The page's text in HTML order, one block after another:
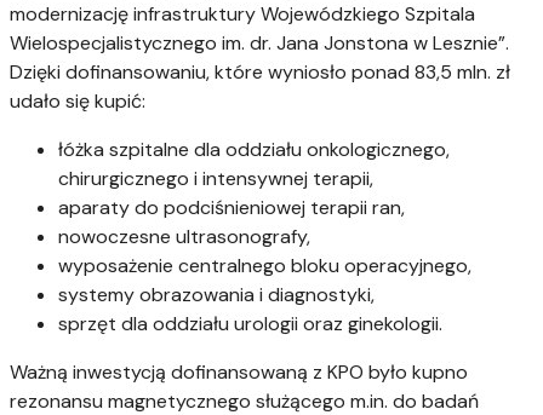
modernizację infrastruktury Wojewódzkiego Szpitala
Wielospecjalistycznego im. dr. Jana Jonstona w Lesznie”.
Dzięki dofinansowaniu, które wyniosło ponad 83,5 mln. zł
udało się kupić:
łóżka szpitalne dla oddziału onkologicznego,
chirurgicznego i intensywnej terapii,
aparaty do podciśnieniowej terapii ran,
nowoczesne ultrasonografy,
wyposażenie centralnego bloku operacyjnego,
systemy obrazowania i diagnostyki,
sprzęt dla oddziału urologii oraz ginekologii.
Ważną inwestycją dofinansowaną z KPO było kupno
rezonansu magnetycznego służącego m.in. do badań